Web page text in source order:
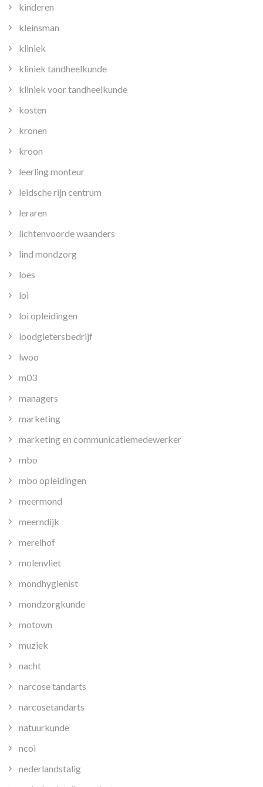
kinderen
kleinsman
kliniek
kliniek tandheelkunde
kliniek voor tandheelkunde
kosten
kronen
kroon
leerling monteur
leidsche rijn centrum
leraren
lichtenvoorde waanders
lind mondzorg
loes
loi
loi opleidingen
loodgietersbedrijf
lwoo
m03
managers
marketing
marketing en communicatiemedewerker
mbo
mbo opleidingen
meermond
meerndijk
merelhof
molenvliet
mondhygienist
mondzorgkunde
motown
muziek
nacht
narcose tandarts
narcosetandarts
natuurkunde
ncoi
nederlandstalig